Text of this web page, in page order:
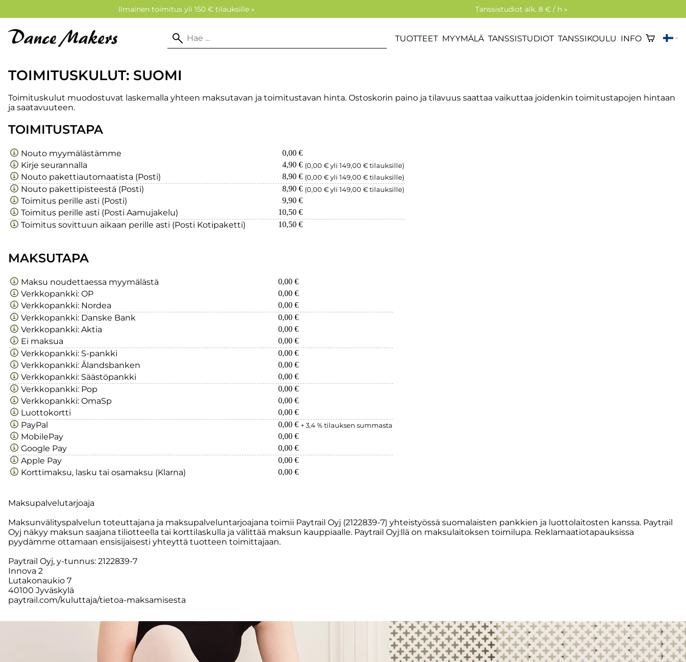
Ilmainen toimitus yli 150 € tilauksille » Tanssistudiot alk. 8 € / h »
TUOTTEET MYYMÄLÄ TANSSISTUDIOT TANSSIKOULU INFO
TOIMITUSKULUT: SUOMI
Toimituskulut muodostuvat laskemalla yhteen maksutavan ja toimitustavan hinta. Ostoskorin paino ja tilavuus saattaa vaikuttaa joidenkin toimitustapojen hintaan
ja saatavuuteen.
TOIMITUSTAPA
Nouto myymälästämme 0,00 €
Kirje seurannalla 4,90 € (0,00 € yli 149,00 € tilauksille)
Nouto pakettiautomaatista (Posti) 8,90 € (0,00 € yli 149,00 € tilauksille)
Nouto pakettipisteestä (Posti) 8,90 € (0,00 € yli 149,00 € tilauksille)
Toimitus perille asti (Posti) 9,90 €
Toimitus perille asti (Posti Aamujakelu) 10,50 €
Toimitus sovittuun aikaan perille asti (Posti Kotipaketti) 10,50 €
MAKSUTAPA
Maksu noudettaessa myymälästä 0,00 €
Verkkopankki: OP 0,00 €
Verkkopankki: Nordea 0,00 €
Verkkopankki: Danske Bank 0,00 €
Verkkopankki: Aktia 0,00 €
Ei maksua 0,00 €
Verkkopankki: S-pankki 0,00 €
Verkkopankki: Ålandsbanken 0,00 €
Verkkopankki: Säästöpankki 0,00 €
Verkkopankki: Pop 0,00 €
Verkkopankki: OmaSp 0,00 €
Luottokortti 0,00 €
PayPal 0,00 € + 3,4 % tilauksen summasta
MobilePay 0,00 €
Google Pay 0,00 €
Apple Pay 0,00 €
Korttimaksu, lasku tai osamaksu (Klarna) 0,00 €
Maksupalvelutarjoaja
Maksunvälityspalvelun toteuttajana ja maksupalveluntarjoajana toimii Paytrail Oyj (2122839-7) yhteistyössä suomalaisten pankkien ja luottolaitosten kanssa. Paytrail
Oyj näkyy maksun saajana tiliotteella tai korttilaskulla ja välittää maksun kauppiaalle. Paytrail Oyj:llä on maksulaitoksen toimilupa. Reklamaatiotapauksissa
pyydämme ottamaan ensisijaisesti yhteyttä tuotteen toimittajaan.
Paytrail Oyj, y-tunnus: 2122839-7
Innova 2
Lutakonaukio 7
40100 Jyväskylä
paytrail.com/kuluttaja/tietoa-maksamisesta